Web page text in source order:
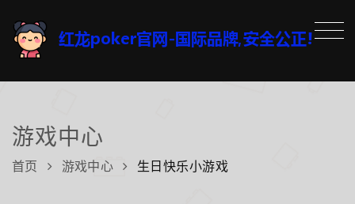
游戏中心
首页 游戏中心 生日快乐小游戏